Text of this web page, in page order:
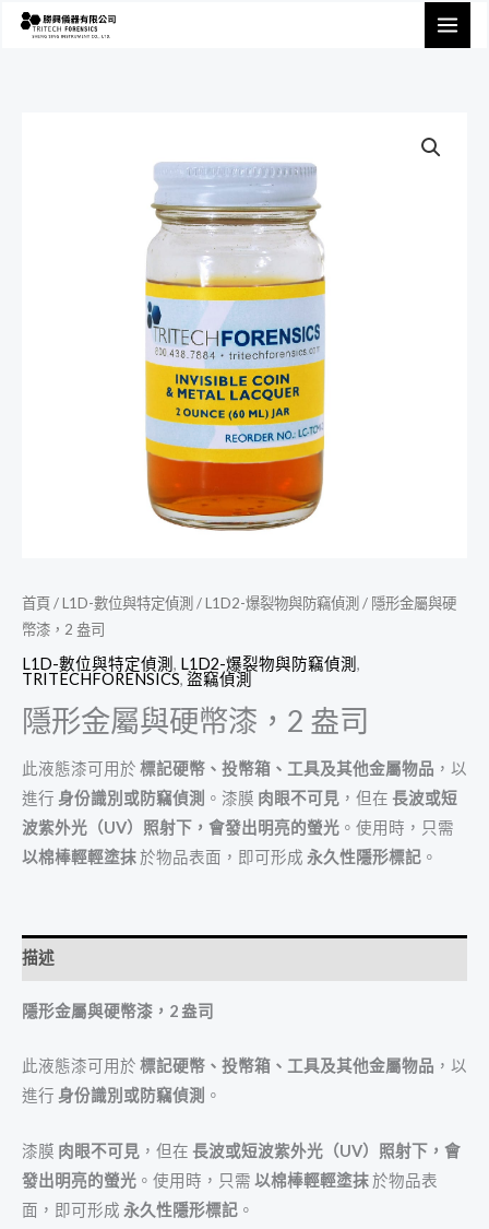
首頁/L1D-數位與特定偵測 /L1D2-爆裂物與防竊偵測 / 隱形金屬與硬
幣漆，2 盎司
L1D-數位與特定偵測 , L1D2-爆裂物與防竊偵測 ,
TRITECHFORENSICS, 盜竊偵測
隱形金屬與硬幣漆，2 盎司
此液態漆可用於 標記硬幣、投幣箱、工具及其他金屬物品 ，以
進行 身份識別或防竊偵測 。漆膜 肉眼不可見 ，但在 長波或短
波紫外光（UV）照射下，會發出明亮的螢光 。使用時，只需
以棉棒輕輕塗抹於物品表面，即可形成 永久性隱形標記 。
描述
隱形金屬與硬幣漆，2 盎司
此液態漆可用於 標記硬幣、投幣箱、工具及其他金屬物品 ，以
進行 身份識別或防竊偵測 。
漆膜 肉眼不可見 ，但在 長波或短波紫外光（UV）照射下，會
發出明亮的螢光 。使用時，只需 以棉棒輕輕塗抹於物品表
面，即可形成 永久性隱形標記 。